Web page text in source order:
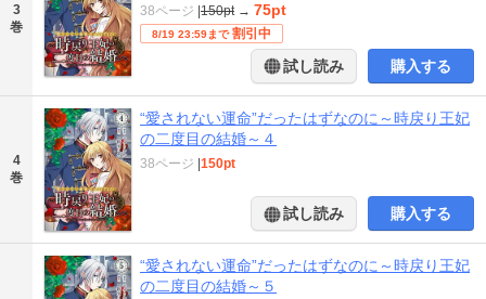
3
巻
38ページ 150pt → 75pt
8/19 23:59まで 割引中
試し読み 購入する
4
巻
“愛されない運命”だったはずなのに～時戻り王妃
の二度目の結婚～４
38ページ 150pt
試し読み 購入する
“愛されない運命”だったはずなのに～時戻り王妃
の二度目の結婚～５